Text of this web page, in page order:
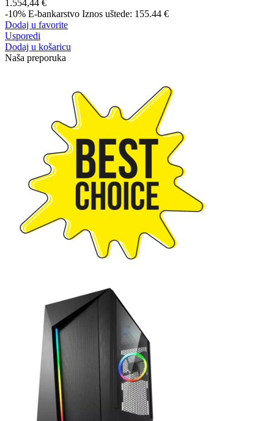
1.554,44 €
-10% E-bankarstvo Iznos uštede: 155.44 €
Dodaj u favorite
Usporedi
Dodaj u košaricu
Naša preporuka